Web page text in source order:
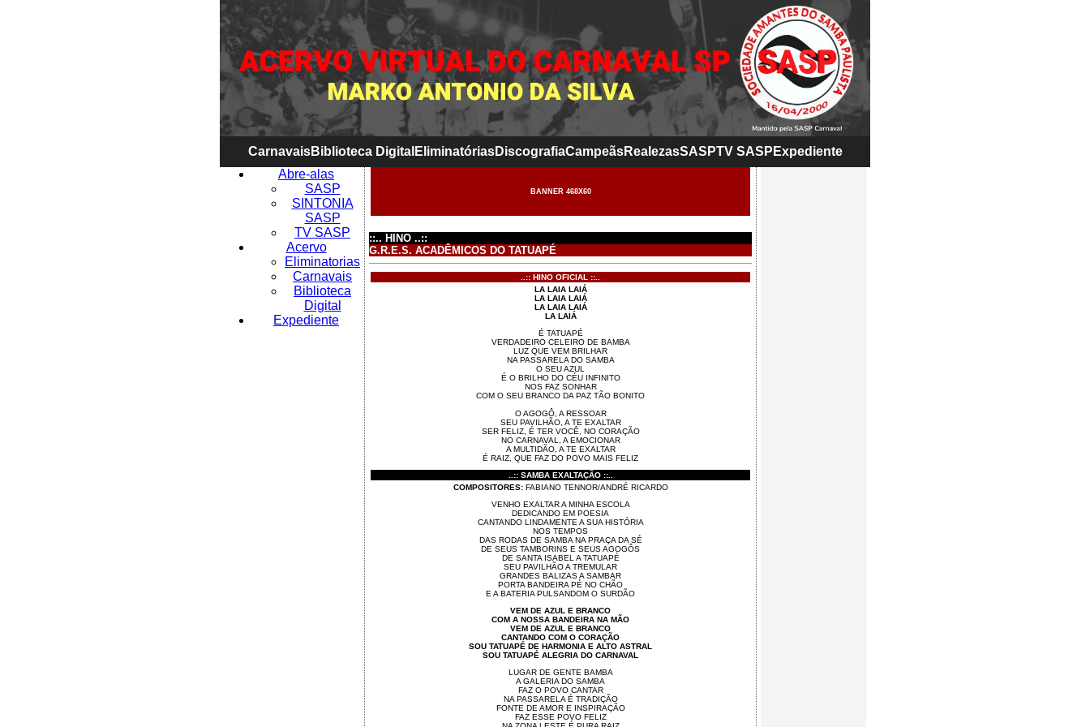
CarnavaisBiblioteca Digital EliminatóriasDiscografiaCampeãsRealezasSASPTV SASP Expediente
Abre-alas
SASP
SINTONIA
SASP
TV SASP
Acervo
Eliminatorias
Carnavais
Biblioteca
Digital
Expediente
BANNER 468X60
::.. HINO ..::
G.R.E.S. ACADÊMICOS DO TATUAPÉ
..:: HINO OFICIAL ::..
LA LAIA LAIÁ
LA LAIA LAIÁ
LA LAIA LAIÁ
LA LAIÁ
É TATUAPÉ
VERDADEIRO CELEIRO DE BAMBA
LUZ QUE VEM BRILHAR
NA PASSARELA DO SAMBA
O SEU AZUL
É O BRILHO DO CÉU INFINITO
NOS FAZ SONHAR
COM O SEU BRANCO DA PAZ TÃO BONITO
O AGOGÔ, A RESSOAR
SEU PAVILHÃO, A TE EXALTAR
SER FELIZ, É TER VOCÊ, NO CORAÇÃO
NO CARNAVAL, A EMOCIONAR
A MULTIDÃO, A TE EXALTAR
É RAIZ, QUE FAZ DO POVO MAIS FELIZ
..:: SAMBA EXALTAÇÃO ::..
COMPOSITORES:FABIANO TENNOR/ANDRÉ RICARDO
VENHO EXALTAR A MINHA ESCOLA
DEDICANDO EM POESIA
CANTANDO LINDAMENTE A SUA HISTÓRIA
NOS TEMPOS
DAS RODAS DE SAMBA NA PRAÇA DA SÉ
DE SEUS TAMBORINS E SEUS AGOGÔS
DE SANTA ISABEL A TATUAPÉ
SEU PAVILHÃO A TREMULAR
GRANDES BALIZAS A SAMBAR
PORTA BANDEIRA PÉ NO CHÃO
E A BATERIA PULSANDOM O SURDÃO
VEM DE AZUL E BRANCO
COM A NOSSA BANDEIRA NA MÃO
VEM DE AZUL E BRANCO
CANTANDO COM O CORAÇÃO
SOU TATUAPÉ DE HARMONIA E ALTO ASTRAL
SOU TATUAPÉ ALEGRIA DO CARNAVAL
LUGAR DE GENTE BAMBA
A GALERIA DO SAMBA
FAZ O POVO CANTAR
NA PASSARELA É TRADIÇÃO
FONTE DE AMOR E INSPIRAÇÃO
FAZ ESSE POVO FELIZ